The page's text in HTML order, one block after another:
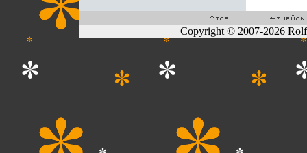
Copyright © 2007-2026